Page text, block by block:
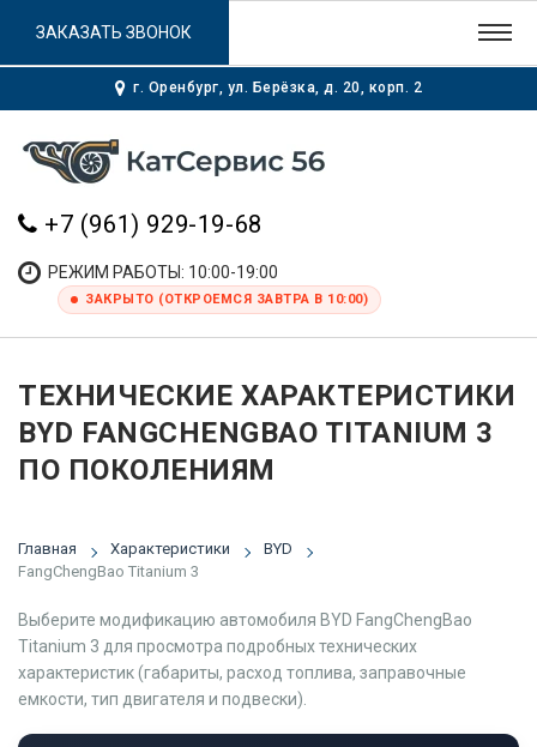
г. Оренбург, ул. Берёзка, д. 20, корп. 2
+7 (961) 929-19-68
РЕЖИМ РАБОТЫ: 10:00-19:00
ЗАКРЫТО (ОТКРОЕМСЯ ЗАВТРА В 10:00)
ЗАКАЗАТЬ ЗВОНОК
ТЕХНИЧЕСКИЕ ХАРАКТЕРИСТИКИ
BYD FANGCHENGBAO TITANIUM 3
ПО ПОКОЛЕНИЯМ
Главная Характеристики
BYD
FangChengBao Titanium 3
Выберите модификацию автомобиля BYD FangChengBao
Titanium 3 для просмотра подробных технических
характеристик (габариты, расход топлива, заправочные
емкости, тип двигателя и подвески).